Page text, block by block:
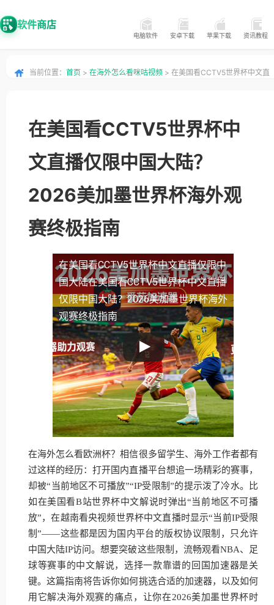
软件商店
电脑软件 安卓下载 苹果下载 资讯教程
当前位置： 首页 > 在海外怎么看咪咕视频 > 在美国看CCTV5世界杯中文直
在美国看CCTV5世界杯中
文直播仅限中国大陆？
2026美加墨世界杯海外观
赛终极指南
在美国看CCTV5世界杯中文直播仅限中
国大陆在美国看CCTV5世界杯中文直播
仅限中国大陆？2026美加墨世界杯海外
观赛终极指南
在海外怎么看欧洲杯？相信很多留学生、海外工作者都有
过这样的经历：打开国内直播平台想追一场精彩的赛事，
却被“当前地区不可播放”“IP受限制”的提示泼了冷水。比
如在美国看B站世界杯中文解说时弹出“当前地区不可播
放”，在越南看央视频世界杯中文直播时显示“当前IP受限
制”——这些都是因为国内平台的版权协议限制，只允许
中国大陆IP访问。想要突破这些限制，流畅观看NBA、足
球等赛事的中文解说，选择一款靠谱的回国加速器是关
键。这篇指南将告诉你如何挑选合适的加速器，以及如何
用它解决海外观赛的痛点，让你在2026美加墨世界杯时